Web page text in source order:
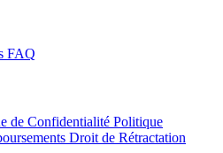
FAQ
de Confidentialité Politique
Droit de Rétractation